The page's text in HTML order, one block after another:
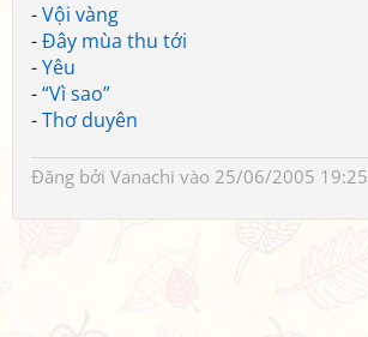
-Vội vàng
-Đây mùa thu tới
-Yêu
-“Vì sao”
-Thơ duyên
Đăng bởi Vanachi vào 25/06/2005 19:25